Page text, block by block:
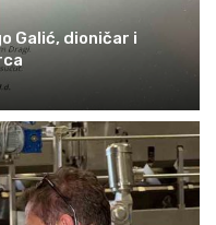
Galić, dioničar i